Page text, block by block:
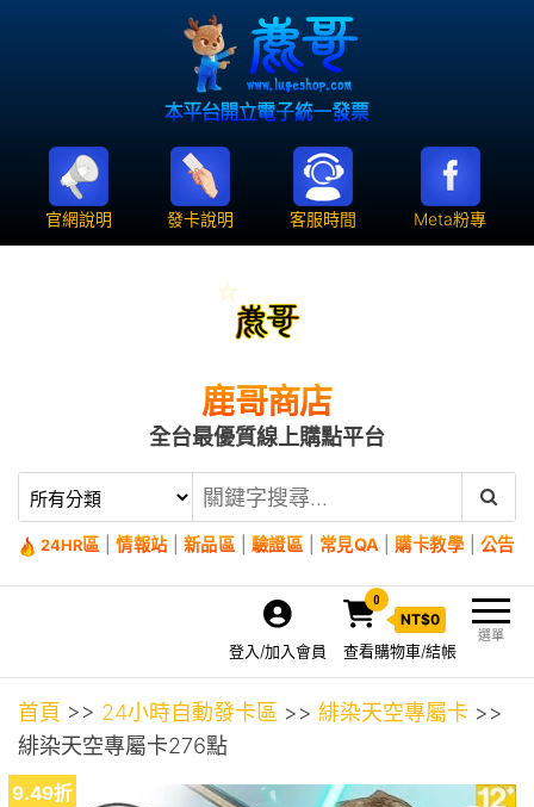
官網說明 發卡說明 客服時間 Meta粉專
鹿哥商店
全台最優質線上購點平台
24HR區 情報站| 新品區 驗證區 常見QA 購卡教學 公告
選單
0
NT$0
查看購物車/結帳
登入/加入會員
首頁 >> 24小時自動發卡區 >> 緋染天空專屬卡 >>
緋染天空專屬卡276點
9.49折